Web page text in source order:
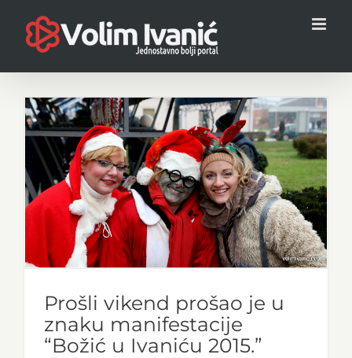
content
Prošli vikend prošao je u
znaku manifestacije
“Božić u Ivaniću 2015.”